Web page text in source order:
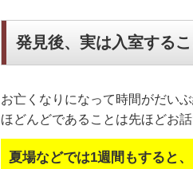
発見後、実は入室する
お亡くなりになって時間がだい
ほどんどであることは先ほどお話
夏場などでは1週間もすると